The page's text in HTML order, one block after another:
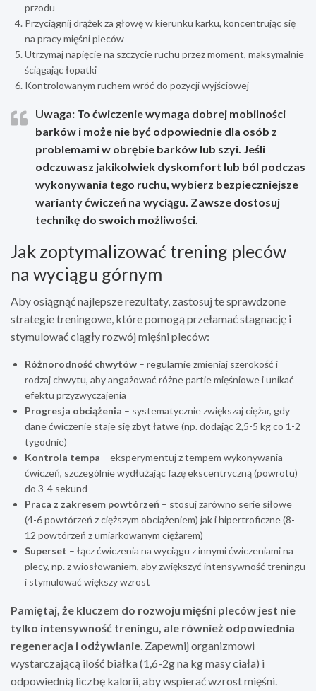
przodu
Przyciągnij drążek za głowę w kierunku karku, koncentrując się
na pracy mięśni pleców
Utrzymaj napięcie na szczycie ruchu przez moment, maksymalnie
ściągając łopatki
Kontrolowanym ruchem wróć do pozycji wyjściowej
Uwaga: To ćwiczenie wymaga dobrej mobilności
barków i może nie być odpowiednie dla osób z
problemami w obrębie barków lub szyi. Jeśli
odczuwasz jakikolwiek dyskomfort lub ból podczas
wykonywania tego ruchu, wybierz bezpieczniejsze
warianty ćwiczeń na wyciągu . Zawsze dostosuj
technikę do swoich możliwości.
Jak zoptymalizować trening pleców
na wyciągu górnym
Aby osiągnąć najlepsze rezultaty, zastosuj te sprawdzone
strategie treningowe, które pomogą przełamać stagnację i
stymulować ciągły rozwój mięśni pleców:
Różnorodność chwytów – regularnie zmieniaj szerokość i
rodzaj chwytu, aby angażować różne partie mięśniowe i unikać
efektu przyzwyczajenia
Progresja obciążenia – systematycznie zwiększaj ciężar, gdy
dane ćwiczenie staje się zbyt łatwe (np. dodając 2,5-5 kg co 1-2
tygodnie)
Kontrola tempa – eksperymentuj z tempem wykonywania
ćwiczeń, szczególnie wydłużając fazę ekscentryczną (powrotu)
do 3-4 sekund
Praca z zakresem powtórzeń – stosuj zarówno serie siłowe
(4-6 powtórzeń z cięższym obciążeniem) jak i hipertroficzne (8-
12 powtórzeń z umiarkowanym ciężarem)
Superset – łącz ćwiczenia na wyciągu z innymi ćwiczeniami na
plecy, np. z wiosłowaniem, aby zwiększyć intensywność treningu
i stymulować większy wzrost
Pamiętaj, że kluczem do rozwoju mięśni pleców jest nie
tylko intensywność treningu, ale również odpowiednia
regeneracja i odżywianie . Zapewnij organizmowi
wystarczającą ilość białka (1,6-2g na kg masy ciała) i
odpowiednią liczbę kalorii, aby wspierać wzrost mięśni.